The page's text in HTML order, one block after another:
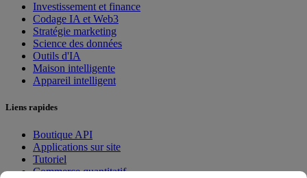
Investissement et finance
Codage IA et Web3
Stratégie marketing
Science des données
Outils d'IA
Maison intelligente
Appareil intelligent
Liens rapides
Boutique API
Applications sur site
Tutoriel
Commerce quantitatif